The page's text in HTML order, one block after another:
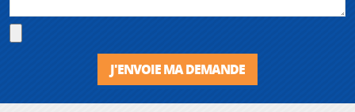
J'ENVOIE MA DEMANDE